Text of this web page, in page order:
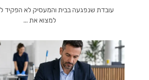
עובדת שנפגעה בבית והמעסיק לא הפקיד
למצוא את ...